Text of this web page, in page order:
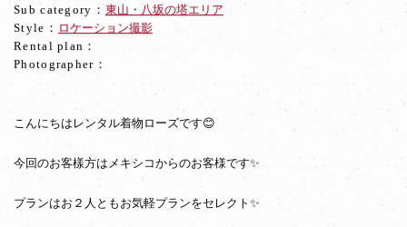
Sub category： 東山・八坂の塔エリア
Style： ロケーション撮影
Rental plan：
Photographer：
こんにちはレンタル着物ローズです😊
今回のお客樣方はメキシコからのお客様です✨
プランはお２人ともお気軽プランをセレクト✨